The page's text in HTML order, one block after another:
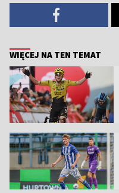
WIĘCEJ NA TEN TEMAT